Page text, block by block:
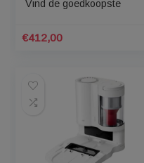
Rowenta Rowe
Saugroboter
RR7267WH wh
robotstofzuiger
Vind de goedkoopste